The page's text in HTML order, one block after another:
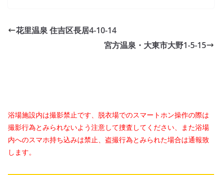
花里温泉 住吉区長居4-10-14
宮方温泉・大東市大野1-5-15
浴場施設内は撮影禁止です、脱衣場でのスマートホン操作の際は
撮影行為とみられないよう注意して捜査してください、また浴場
内へのスマホ持ち込みは禁止、盗撮行為とみられた場合は通報致
します。